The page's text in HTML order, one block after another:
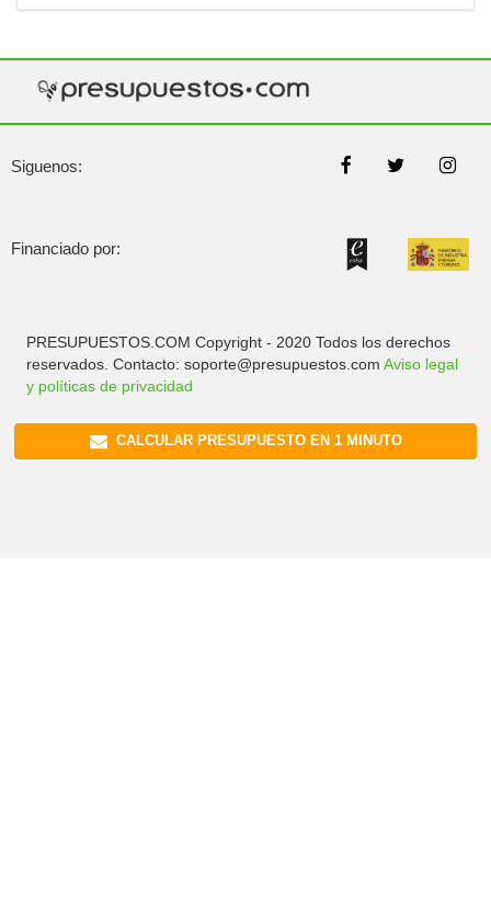
Siguenos:
Financiado por:
PRESUPUESTOS.COM Copyright - 2020 Todos los derechos
reservados. Contacto: soporte@presupuestos.com Aviso legal
y políticas de privacidad
CALCULAR PRESUPUESTO EN 1 MINUTO